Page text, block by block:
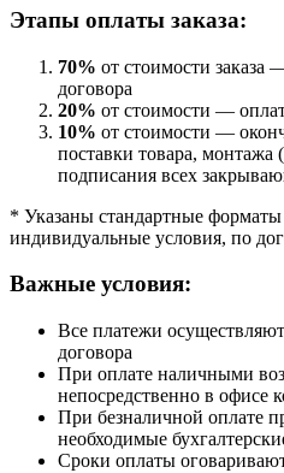
Этапы оплаты заказа:
70% от стоимости заказа
договора
20% от стоимости —
10% от стоимости —
поставки товара, монтажа
подписания всех
* Указаны стандартные
индивидуальные условия, по
Важные условия:
Все платежи
договора
При оплате наличными
непосредственно в офисе
При безналичной оплате
необходимые
Сроки оплаты